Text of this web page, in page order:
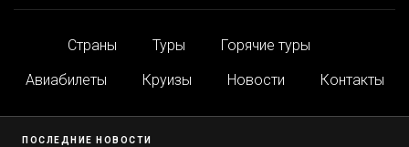
Страны Туры
Горячие туры
Авиабилеты
Круизы Новости Контакты
ПОСЛЕДНИЕ НОВОСТИ